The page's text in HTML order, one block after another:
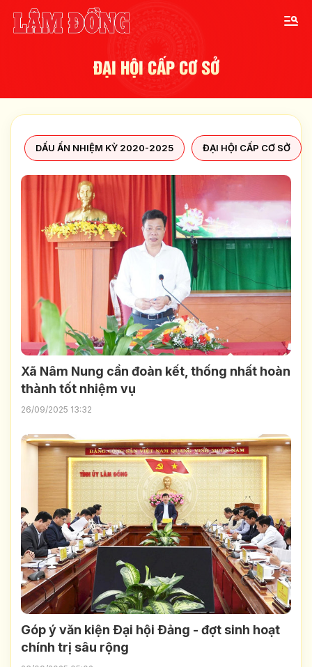
ĐẠI HỘI CẤP CƠ SỞ
DẤU ẤN NHIỆM KỲ 2020-2025 ĐẠI HỘI CẤP CƠ SỞ
Xã Nâm Nung cần đoàn kết, thống nhất hoàn
thành tốt nhiệm vụ
26/09/2025 13:32
Góp ý văn kiện Ðại hội Ðảng - đợt sinh hoạt
chính trị sâu rộng